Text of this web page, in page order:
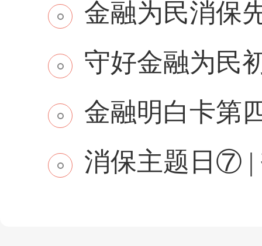
金融为民消保
守好金融为民
金融明白卡第
消保主题日⑦ |